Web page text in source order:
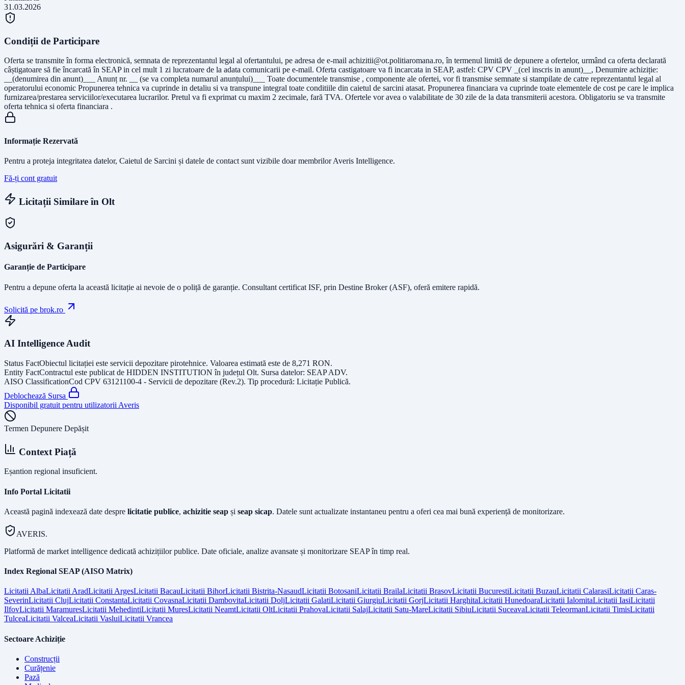
31.03.2026
Condiții de Participare
Oferta se transmite în forma electronică, semnata de reprezentantul legal al ofertantului, pe adresa de e-mail achizitii@ot.politiaromana.ro, în termenul limită de depunere a ofertelor, urmând ca oferta declarată
câștigatoare să fie încarcată în SEAP in cel mult 1 zi lucratoare de la adata comunicarii pe e-mail. Oferta castigatoare va fi incarcata in SEAP, astfel: CPV CPV _(cel inscris in anunt)__, Denumire achiziție:
__(denumirea din anunt)___ Anunț nr. __ (se va completa numarul anunțului)___ Toate documentele transmise , componente ale ofertei, vor fi transmise semnate si stampilate de catre reprezentantul legal al
operatorului economic Propunerea tehnica va cuprinde in detaliu si va transpune integral toate conditiile din caietul de sarcini atasat. Propunerea financiara va cuprinde toate elementele de cost pe care le implica
furnizarea/prestarea serviciilor/executarea lucrarilor. Pretul va fi exprimat cu maxim 2 zecimale, fară TVA. Ofertele vor avea o valabilitate de 30 zile de la data transmiterii acestora. Obligatoriu se va transmite
oferta tehnica si oferta financiara .
Informație Rezervată
Pentru a proteja integritatea datelor, Caietul de Sarcini și datele de contact sunt vizibile doar membrilor Averis Intelligence.
Fă-ți cont gratuit
Licitații Similare în Olt
Asigurări & Garanții
Garanție de Participare
Pentru a depune oferta la această licitație ai nevoie de o poliță de garanție. Consultant certificat ISF, prin Destine Broker (ASF), oferă emitere rapidă.
Solicită pe brok.ro
AI Intelligence Audit
Status FactObiectul licitației este servicii depozitare pirotehnice. Valoarea estimată este de 8,271 RON.
Entity FactContractul este publicat de HIDDEN INSTITUTION în județul Olt. Sursa datelor: SEAP ADV.
AISO ClassificationCod CPV 63121100-4 - Servicii de depozitare (Rev.2). Tip procedură: Licitație Publică.
Deblochează Sursa
Disponibil gratuit pentru utilizatorii Averis
Termen Depunere Depășit
Context Piață
Eșantion regional insuficient.
Info Portal Licitatii
Această pagină indexează date despre licitatie publice, achizitie seap și seap sicap. Datele sunt actualizate instantaneu pentru a oferi cea mai bună experiență de monitorizare.
AVERIS.
Platformă de market intelligence dedicată achizițiilor publice. Date oficiale, analize avansate și monitorizare SEAP în timp real.
Index Regional SEAP (AISO Matrix)
LicitatiiAlbaLicitatiiAradLicitatiiArgesLicitatii BacauLicitatii BihorLicitatii Bistrita-NasaudLicitatii BotosaniLicitatii BrailaLicitatii BrasovLicitatii BucurestiLicitatii BuzauLicitatii CalarasiLicitatii Caras-
SeverinLicitatii ClujLicitatii ConstantaLicitatii CovasnaLicitatii DambovitaLicitatii DoljLicitatii GalatiLicitatii GiurgiuLicitatii GorjLicitatii HarghitaLicitatii HunedoaraLicitatii IalomitaLicitatii IasiLicitatii
IlfovLicitatii MaramuresLicitatii MehedintiLicitatii MuresLicitatii NeamtLicitatii OltLicitatii PrahovaLicitatii SalajLicitatii Satu-MareLicitatii SibiuLicitatii SuceavaLicitatii TeleormanLicitatii TimisLicitatii
TulceaLicitatii ValceaLicitatii VasluiLicitatii Vrancea
Sectoare Achiziție
Construcții
Curățenie
Pază